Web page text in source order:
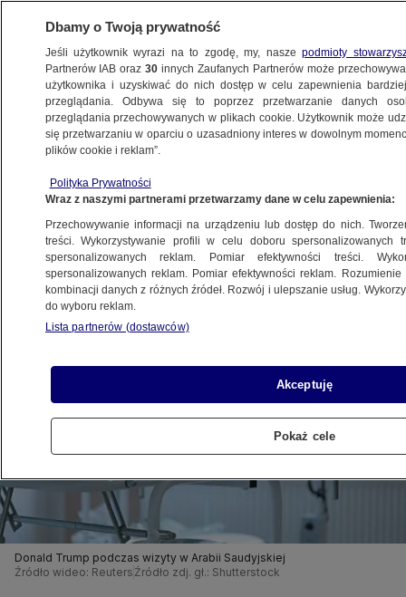
ŚWIAT
w sprawie aborcji
4.06.2025, 06:39
Posłuchaj artykułu
Czyta lektor AI
Donald Trump podczas wizyty w Arabii Saudyjskiej
Źródło wideo: Reuters Źródło zdj. gł.: Shutterstock
Dbamy o Twoją prywatność
Jeśli użytkownik wyrazi na to zgodę, my, naszepodmioty
Partnerów IAB oraz30 innych Zaufanych Partnerów może
użytkownika i uzyskiwać do nich dostęp w celu zapewnienia
przeglądania. Odbywa się to poprzez przetwarzanie danych
przeglądania przechowywanych w plikach cookie. Użytkownik może
się przetwarzaniu w oparciu o uzasadniony interes w dowolnym
plików cookie i reklam”.
Polityka Prywatności
Wraz z naszymi partnerami przetwarzamy dane w celu zapewnienia:
Przechowywanie informacji na urządzeniu lub dostęp do nich.
treści. Wykorzystywanie profili w celu doboru spersonalizowanych
spersonalizowanych reklam. Pomiar efektywności treści.
spersonalizowanych reklam. Pomiar efektywności reklam.
kombinacji danych z różnych źródeł. Rozwój i ulepszanie usług.
do wyboru reklam.
Lista partnerów (dostawców)
Akceptuję
Pokaż cele